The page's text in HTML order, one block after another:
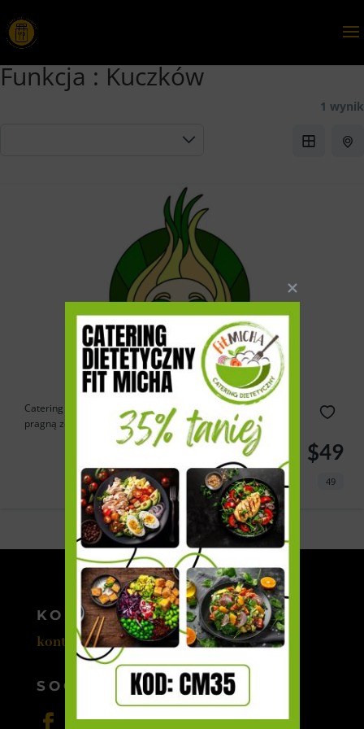
Funkcja :Kuczków
1 wynik
Catering Cebulka to doskonałe rozwiązanie dla tych, którzy
pragną zdrowo...
$49
49
Powered by Estatik
KONTAKT
kontakt@cateromedia.pl
SOCIAL MEDIA